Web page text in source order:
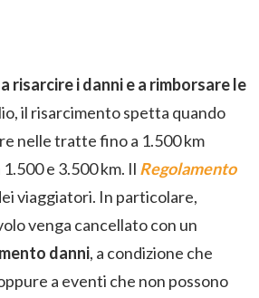
risarcire i danni e a rimborsare le
il risarcimento spetta quando
nelle tratte fino a 1.500 km
e 3.500 km. Il Regolamento
viaggiatori. In particolare,
venga cancellato con un
danni, a condizione che
a eventi che non possono